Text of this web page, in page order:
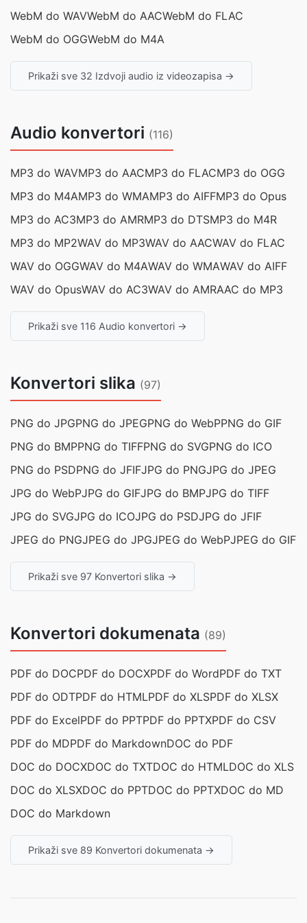
WebM do WAVWebM do AACWebM do FLAC
WebM do OGGWebM do M4A
Prikaži sve 32 Izdvoji audio iz videozapisa →
Audio konvertori (116)
MP3 do WAVMP3 do AACMP3 do FLACMP3 do OGG
MP3 do M4AMP3 do WMAMP3 do AIFFMP3 do Opus
MP3 do AC3MP3 do AMRMP3 do DTSMP3 do M4R
MP3 do MP2WAV do MP3WAV do AACWAV do FLAC
WAV do OGGWAV do M4AWAV do WMAWAV do AIFF
WAV do OpusWAV do AC3WAV do AMRAAC do MP3
Prikaži sve 116 Audio konvertori →
Konvertori slika (97)
PNG do JPGPNG do JPEGPNG do WebPPNG do GIF
PNG do BMPPNG do TIFFPNG do SVGPNG do ICO
PNG do PSDPNG do JFIFJPG do PNGJPG do JPEG
JPG do WebPJPG do GIFJPG do BMPJPG do TIFF
JPG do SVGJPG do ICOJPG do PSDJPG do JFIF
JPEG do PNGJPEG do JPGJPEG do WebPJPEG do GIF
Prikaži sve 97 Konvertori slika →
Konvertori dokumenata (89)
PDF do DOCPDF do DOCXPDF do WordPDF do TXT
PDF do ODTPDF do HTMLPDF do XLSPDF do XLSX
PDF do ExcelPDF do PPTPDF do PPTXPDF do CSV
PDF do MDPDF do MarkdownDOC do PDF
DOC do DOCXDOC do TXTDOC do HTMLDOC do XLS
DOC do XLSXDOC do PPTDOC do PPTXDOC do MD
DOC do Markdown
Prikaži sve 89 Konvertori dokumenata →